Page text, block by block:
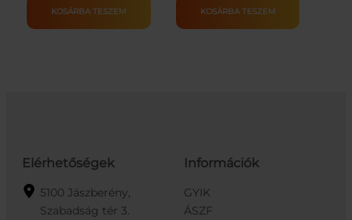
SZELET
KOSÁRBA TESZEM
100G
KOSÁRBA TESZEM
Elérhetőségek
5100 Jászberény,
Szabadság tér 3.
Információk
GYIK
ÁSZF